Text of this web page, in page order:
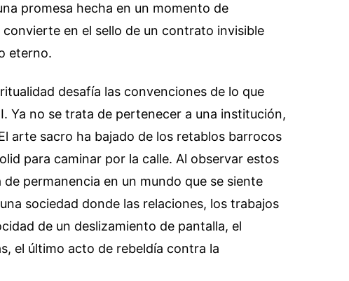
promesa hecha en un momento de
en el sello de un contrato invisible
eterno.
desafía las convenciones de lo que
Ya no se trata de pertenecer a una institución,
arte sacro ha bajado de los retablos barrocos
para caminar por la calle. Al observar estos
permanencia en un mundo que se siente
sociedad donde las relaciones, los trabajos
de un deslizamiento de pantalla, el
el último acto de rebeldía contra la